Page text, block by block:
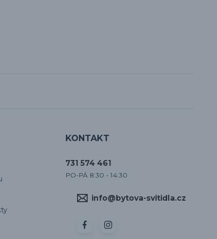
KONTAKT
731 574 461
PO-PÁ 8:30 - 14:30
info@bytova-svitidla.cz